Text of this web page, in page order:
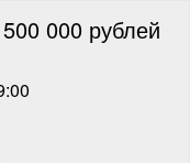
000 рублей